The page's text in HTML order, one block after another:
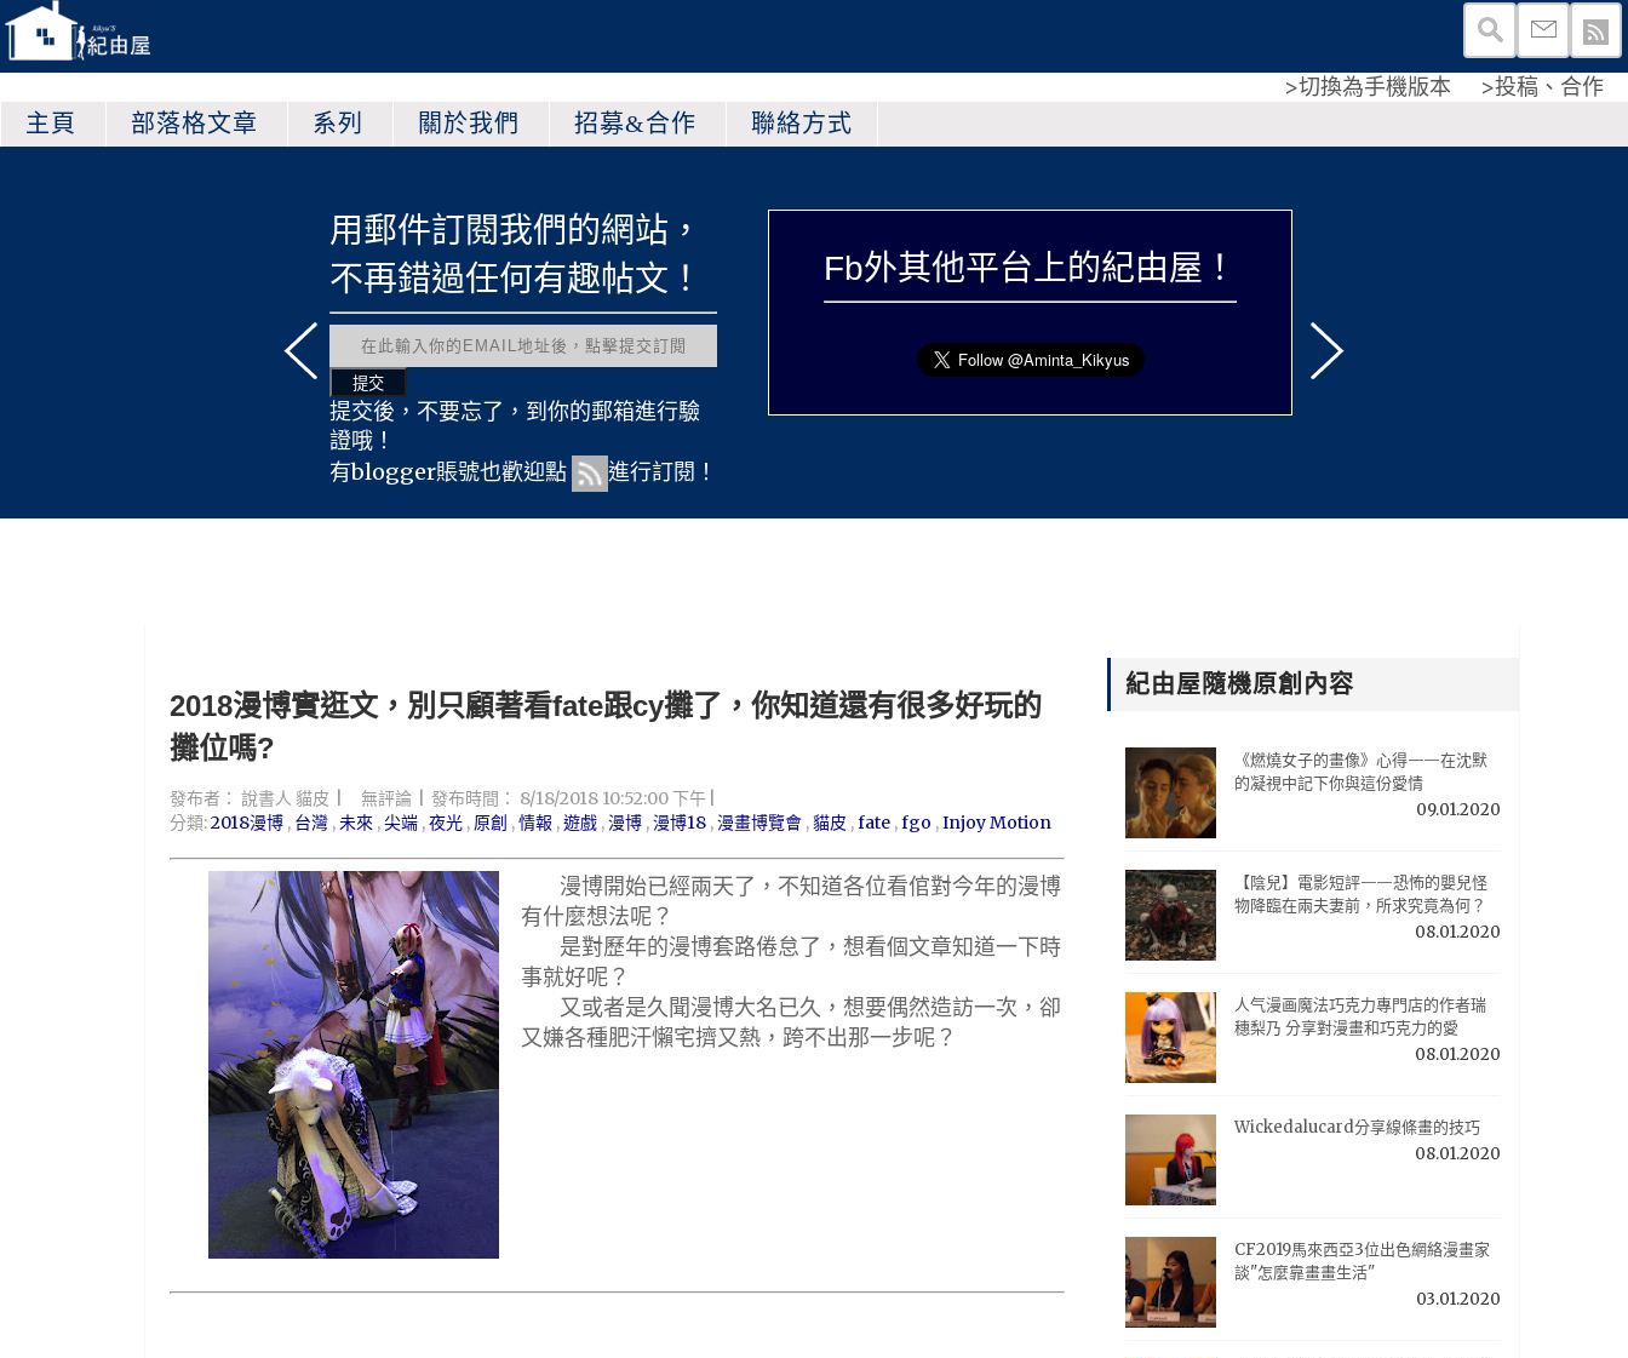
>切換為手機版本 >投稿、合作
主頁 部落格文章 系列 關於我們 招募&合作 聯絡方式
用郵件訂閱我們的網站，
不再錯過任何有趣帖文！
提交後，不要忘了，到你的郵箱進行驗
證哦！
有blogger賬號也歡迎點
進行訂閱！
Fb外其他平台上的紀由屋！
2018漫博實逛文，別只顧著看fate跟cy攤了，你知道還有很多好玩的
攤位嗎?
發布者： 說書人 貓皮 無評論 發布時間： 8/18/2018 10:52:00 下午
分類:2018漫博 , 台灣 ,未來 ,尖端 ,夜光 , 原創 ,情報 ,遊戲 ,漫博 ,漫博18 ,漫畫博覽會 ,貓皮 ,fate ,fgo ,Injoy Motion
漫博開始已經兩天了，不知道各位看倌對今年的漫博
有什麼想法呢 ？
是對歷年的漫博套路倦怠了，想看個文章知道一下時
事就好呢 ？
又或者是久聞漫博大名已久，想要偶然造訪一次，卻
又嫌各種肥汗懶宅擠又熱，跨不出那一步呢 ？
紀由屋隨機原創內容
《燃燒女子的畫像》心得——在沈默
的凝視中記下你與這份愛情
09.01.2020
【陰兒】電影短評——恐怖的嬰兒怪
物降臨在兩夫妻前，所求究竟為何？
08.01.2020
人气漫画魔法巧克力專門店的作者瑞
穗梨乃 分享對漫畫和巧克力的愛
08.01.2020
Wickedalucard分享線條畫的技巧
08.01.2020
CF2019馬來西亞3位出色網絡漫畫家
談"怎麼靠畫畫生活"
03.01.2020